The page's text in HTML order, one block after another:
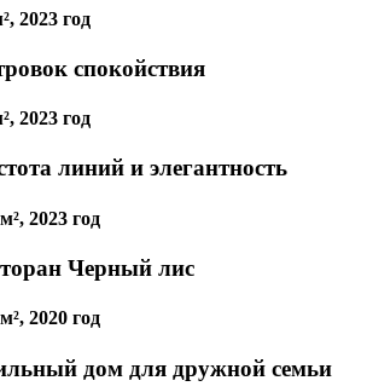
2023 год
спокойствия
2023 год
линий и элегантность
2023 год
Черный лис
2020 год
дом для дружной семьи